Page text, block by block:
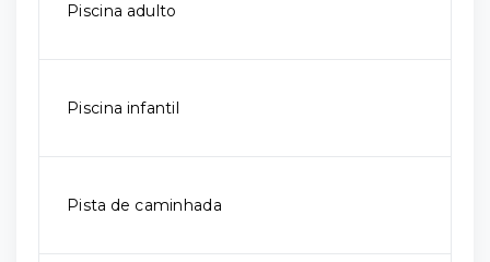
Piscina adulto
Piscina infantil
Pista de caminhada